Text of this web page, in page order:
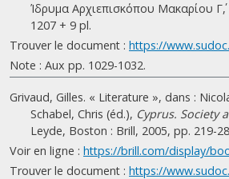
Ίδρυμα Αρχιεπισκόπου Μακαρίου
1207 + 9 pl.
Trouver le document : https://
Note : Aux pp. 1029-1032.
Grivaud, Gilles. « Literature », dans :
Schabel, Chris (éd.), Cyprus. Society
Leyde, Boston : Brill, 2005, pp. 219-
Voir en ligne : https://brill.com/display/
Trouver le document : https://